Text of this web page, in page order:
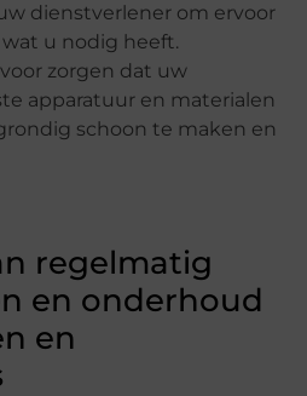
dienstverlener om ervoor
u nodig heeft.
zorgen dat uw
apparatuur en materialen
schoon te maken en
regelmatig
en onderhoud
en